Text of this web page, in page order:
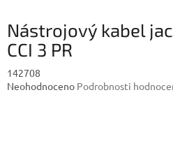
Nástrojový kabel
CCI 3 PR
142708
Průměrné
Neohodnoceno Podrobnosti